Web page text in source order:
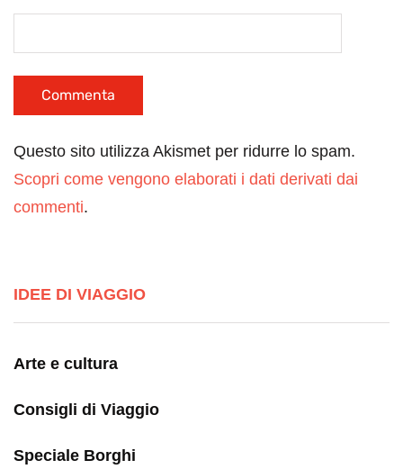
Questo sito utilizza Akismet per ridurre lo spam.
Scopri come vengono elaborati i dati derivati dai
commenti.
IDEE DI VIAGGIO
Arte e cultura
Consigli di Viaggio
Speciale Borghi